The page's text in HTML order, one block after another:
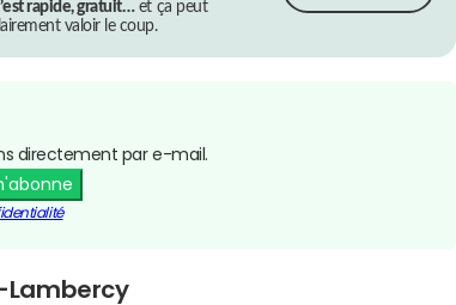
rapide, gratuit…et ça peut
valoir le coup.
directement par e-mail.
Lambercy